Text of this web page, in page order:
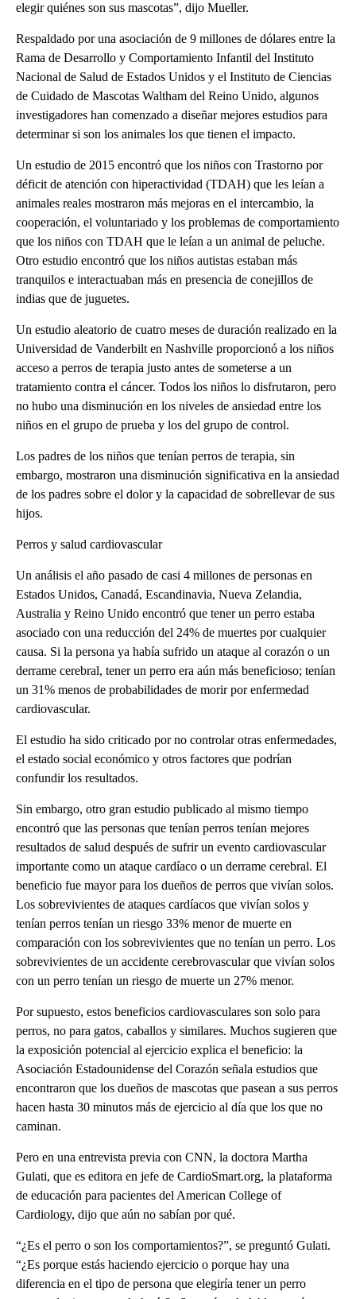
elegir quiénes son sus mascotas”, dijo Mueller.
Respaldado por una asociación de 9 millones de dólares entre la
Rama de Desarrollo y Comportamiento Infantil del Instituto
Nacional de Salud de Estados Unidos y el Instituto de Ciencias
de Cuidado de Mascotas Waltham del Reino Unido, algunos
investigadores han comenzado a diseñar mejores estudios para
determinar si son los animales los que tienen el impacto.
Un estudio de 2015 encontró que los niños con Trastorno por
déficit de atención con hiperactividad (TDAH) que les leían a
animales reales mostraron más mejoras en el intercambio, la
cooperación, el voluntariado y los problemas de comportamiento
que los niños con TDAH que le leían a un animal de peluche.
Otro estudio encontró que los niños autistas estaban más
tranquilos e interactuaban más en presencia de conejillos de
indias que de juguetes.
Un estudio aleatorio de cuatro meses de duración realizado en la
Universidad de Vanderbilt en Nashville proporcionó a los niños
acceso a perros de terapia justo antes de someterse a un
tratamiento contra el cáncer. Todos los niños lo disfrutaron, pero
no hubo una disminución en los niveles de ansiedad entre los
niños en el grupo de prueba y los del grupo de control.
Los padres de los niños que tenían perros de terapia, sin
embargo, mostraron una disminución significativa en la ansiedad
de los padres sobre el dolor y la capacidad de sobrellevar de sus
hijos.
Perros y salud cardiovascular
Un análisis el año pasado de casi 4 millones de personas en
Estados Unidos, Canadá, Escandinavia, Nueva Zelandia,
Australia y Reino Unido encontró que tener un perro estaba
asociado con una reducción del 24% de muertes por cualquier
causa. Si la persona ya había sufrido un ataque al corazón o un
derrame cerebral, tener un perro era aún más beneficioso; tenían
un 31% menos de probabilidades de morir por enfermedad
cardiovascular.
El estudio ha sido criticado por no controlar otras enfermedades,
el estado social económico y otros factores que podrían
confundir los resultados.
Sin embargo, otro gran estudio publicado al mismo tiempo
encontró que las personas que tenían perros tenían mejores
resultados de salud después de sufrir un evento cardiovascular
importante como un ataque cardíaco o un derrame cerebral. El
beneficio fue mayor para los dueños de perros que vivían solos.
Los sobrevivientes de ataques cardíacos que vivían solos y
tenían perros tenían un riesgo 33% menor de muerte en
comparación con los sobrevivientes que no tenían un perro. Los
sobrevivientes de un accidente cerebrovascular que vivían solos
con un perro tenían un riesgo de muerte un 27% menor.
Por supuesto, estos beneficios cardiovasculares son solo para
perros, no para gatos, caballos y similares. Muchos sugieren que
la exposición potencial al ejercicio explica el beneficio: la
Asociación Estadounidense del Corazón señala estudios que
encontraron que los dueños de mascotas que pasean a sus perros
hacen hasta 30 minutos más de ejercicio al día que los que no
caminan.
Pero en una entrevista previa con CNN, la doctora Martha
Gulati, que es editora en jefe de CardioSmart.org, la plataforma
de educación para pacientes del American College of
Cardiology, dijo que aún no sabían por qué.
“¿Es el perro o son los comportamientos?”, se preguntó Gulati.
“¿Es porque estás haciendo ejercicio o porque hay una
diferencia en el tipo de persona que elegiría tener un perro